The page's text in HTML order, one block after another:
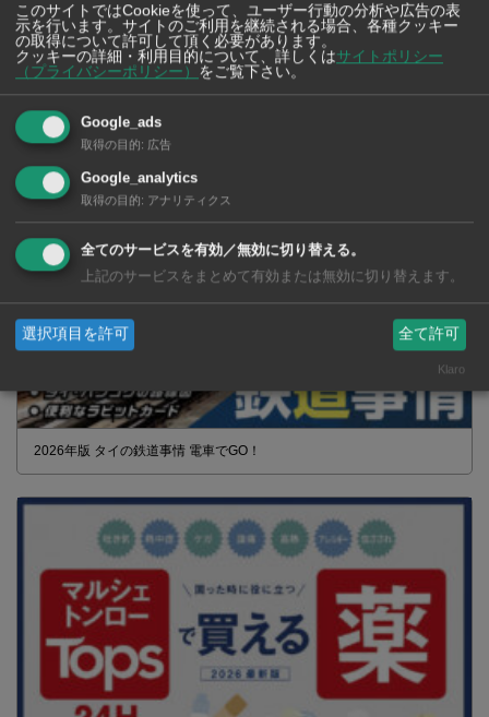
タイの薬いろいろ【タイ・バンコク】 薬局・ドラッグストアで買える
市販薬 2026年最新版！
2026年版 タイの鉄道事情 電車でGO！
このサイトではCookieを使って、ユーザー行動の分析や広告の表
示を行います。サイトのご利用を継続される場合、各種クッキー
の取得について許可して頂く必要があります。
クッキーの詳細・利用目的について、詳しくはサイトポリシー
（プライバシーポリシー）
をご覧下さい。
Google_ads
取得の目的: 広告
Google_analytics
取得の目的: アナリティクス
全てのサービスを有効／無効に切り替える。
上記のサービスをまとめて有効または無効に切り替えます。
選択項目を許可 全て許可
Klaro